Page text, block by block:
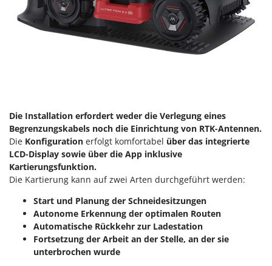
Ritter
River Systems
Ryobi
S
S.T.P.
Santos
Schnitzer
Seven Italy
Shark
Die Installation erfordert weder die Verlegung eines
Begrenzungskabels noch die Einrichtung von RTK-Antennen.
Die Konfiguration erfolgt komfortabel über das integrierte
LCD-Display sowie über die App inklusive
Kartierungsfunktion.
Die Kartierung kann auf zwei Arten durchgeführt werden:
Start und Planung der Schneidesitzungen
Autonome Erkennung der optimalen Routen
Automatische Rückkehr zur Ladestation
Fortsetzung der Arbeit an der Stelle, an der sie
unterbrochen wurde